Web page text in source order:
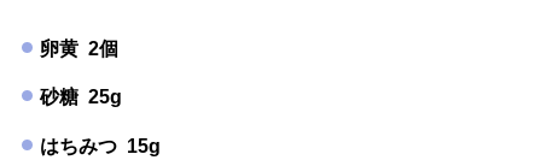
卵黄 2個
砂糖 25g
はちみつ 15g